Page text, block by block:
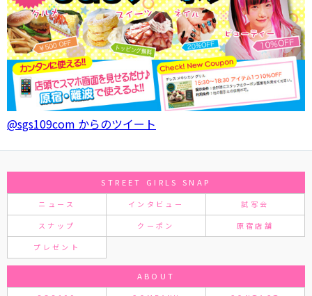
@sgs109com からのツイート
STREET GIRLS SNAP
ニュース インタビュー 試写会
スナップ クーポン 原宿店舗
プレゼント
ABOUT